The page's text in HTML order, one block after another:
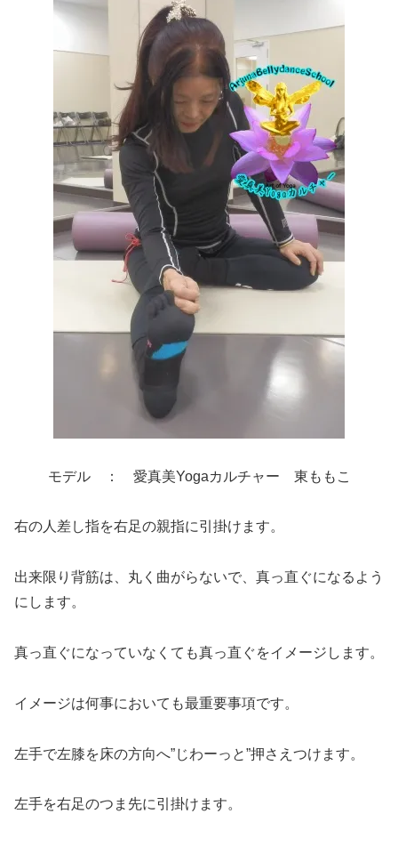
モデル ： 愛真美Yogaカルチャー 東ももこ
右の人差し指を右足の親指に引掛けます。
出来限り背筋は、丸く曲がらないで、真っ直ぐになるよう
にします。
真っ直ぐになっていなくても真っ直ぐをイメージします。
イメージは何事においても最重要事項です。
左手で左膝を床の方向へ”じわーっと”押さえつけます。
左手を右足のつま先に引掛けます。